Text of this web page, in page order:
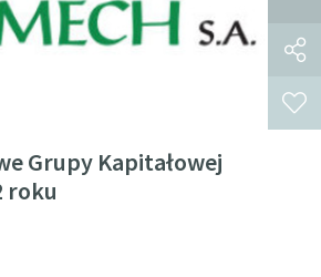
Grupy Kapitałowej
roku